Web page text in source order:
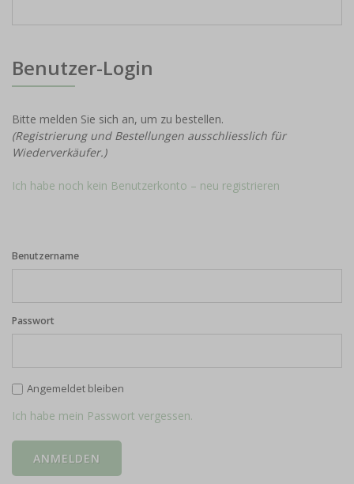
Benutzer-Login
Bitte melden Sie sich an, um zu bestellen.
(Registrierung und Bestellungen ausschliesslich für
Wiederverkäufer.)
Ich habe noch kein Benutzerkonto – neu registrieren
Benutzername
Passwort
Angemeldet bleiben
Ich habe mein Passwort vergessen.